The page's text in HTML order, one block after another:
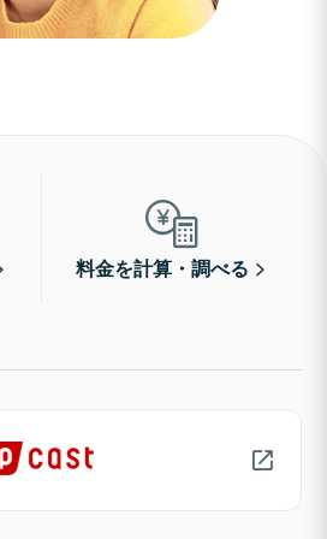
料金を計算・調べる